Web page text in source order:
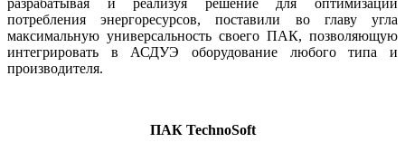
разрабатывая и реализуя решение для оптимизации
потребления энергоресурсов, поставили во главу угла
максимальную универсальность своего ПАК, позволяющую
интегрировать в АСДУЭ оборудование любого ти­па и
производителя.
ПАК TechnoSoft